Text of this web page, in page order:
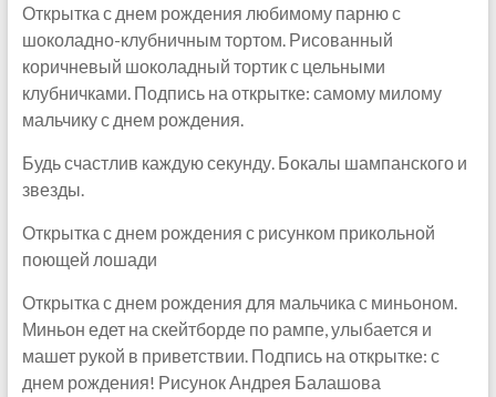
Открытка с днем рождения любимому парню с
шоколадно-клубничным тортом. Рисованный
коричневый шоколадный тортик с цельными
клубничками. Подпись на открытке: самому милому
мальчику с днем рождения.
Будь счастлив каждую секунду. Бокалы шампанского и
звезды.
Открытка с днем рождения с рисунком прикольной
поющей лошади
Открытка с днем рождения для мальчика с миньоном.
Миньон едет на скейтборде по рампе, улыбается и
машет рукой в приветствии. Подпись на открытке: с
днем рождения! Рисунок Андрея Балашова